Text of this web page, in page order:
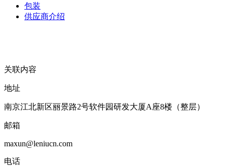
包装
供应商介绍
关联内容
地址
南京江北新区丽景路2号软件园研发大厦A座8楼（整层）
邮箱
maxun@leniucn.com
电话